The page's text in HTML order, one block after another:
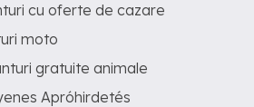
cu oferte de cazare
moto
gratuite animale
Apróhirdetés